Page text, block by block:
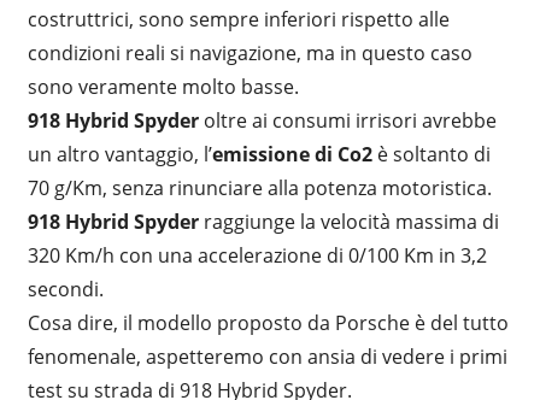
costruttrici, sono sempre inferiori rispetto alle
condizioni reali si navigazione, ma in questo caso
sono veramente molto basse.
918 Hybrid Spyder oltre ai consumi irrisori avrebbe
un altro vantaggio, l’emissione di Co2è soltanto di
70 g/Km, senza rinunciare alla potenza motoristica.
918 Hybrid Spyderraggiunge la velocità massima di
320 Km/h con una accelerazione di 0/100 Km in 3,2
secondi.
Cosa dire, il modello proposto da Porsche è del tutto
fenomenale, aspetteremo con ansia di vedere i primi
test su strada di 918 Hybrid Spyder.